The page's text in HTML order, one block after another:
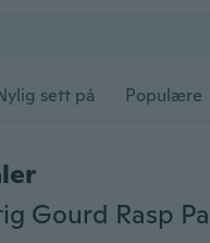
sett på Populære